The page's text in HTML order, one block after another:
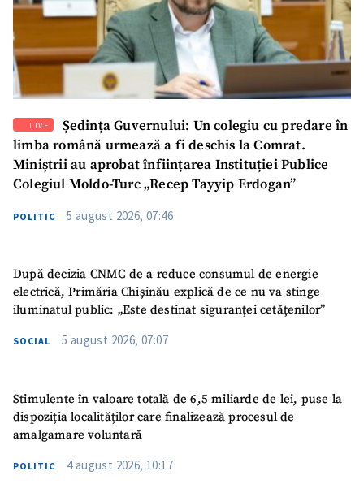
LIVE
Ședința Guvernului: Un colegiu cu predare în
limba română urmează a fi deschis la Comrat.
Miniștrii au aprobat înființarea Instituției Publice
Colegiul Moldo-Turc „Recep Tayyip Erdogan”
POLITIC 5 august 2026, 07:46
După decizia CNMC de a reduce consumul de energie
electrică, Primăria Chișinău explică de ce nu va stinge
iluminatul public: „Este destinat siguranței cetățenilor”
SOCIAL 5 august 2026, 07:07
Stimulente în valoare totală de 6,5 miliarde de lei, puse la
dispoziția localităților care finalizează procesul de
amalgamare voluntară
POLITIC 4 august 2026, 10:17